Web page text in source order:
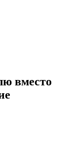
вместо